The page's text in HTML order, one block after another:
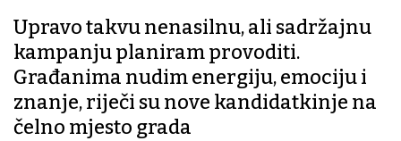
Upravo takvu nenasilnu, ali sadržajnu
kampanju planiram provoditi.
Građanima nudim energiju, emociju i
znanje, riječi su nove kandidatkinje na
čelno mjesto grada